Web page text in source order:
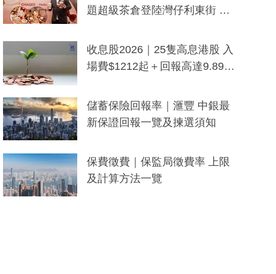
題超級茶倉登陸灣仔利東街 推
y及香港限定特調系列
收息股2026｜25隻高息港股 入
場費$1212起＋回報高達9.89
儲蓄保險回報率｜滙豐 中銀最
新保證回報一覽及揀選須知
保費徵費｜保監局徵費率 上限
及計算方法一覽